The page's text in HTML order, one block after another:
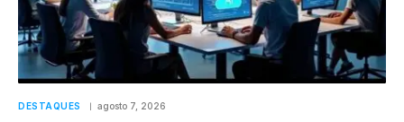
DESTAQUES agosto 7, 2026